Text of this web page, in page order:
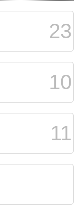
23
10
11